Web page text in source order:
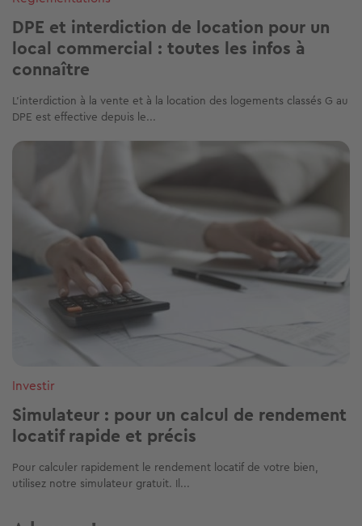
DPE et interdiction de location pour un
local commercial : toutes les infos à
connaître
L'interdiction à la vente et à la location des logements classés G au
DPE est effective depuis le...
Image
Investir
Simulateur : pour un calcul de rendement
locatif rapide et précis
Pour calculer rapidement le rendement locatif de votre bien,
utilisez notre simulateur gratuit. Il...